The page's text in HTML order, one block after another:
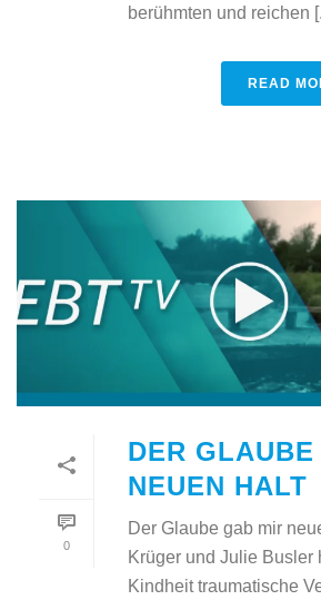
berühmten und reichen
READ
0
DER
NEUEN HALT
Der Glaube gab mir
Krüger und Julie Busler
Kindheit traumatische